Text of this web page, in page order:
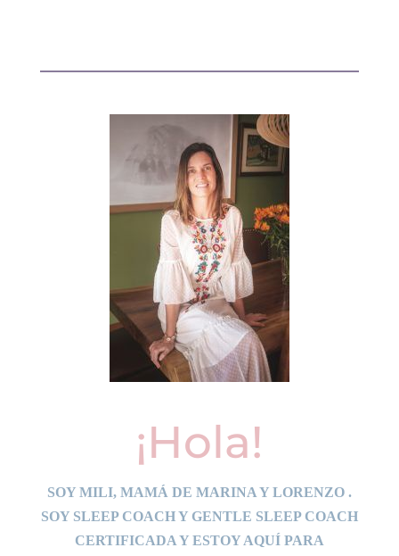
¡Hola!
SOY MILI, MAMÁ DE MARINA Y LORENZO .
SOY SLEEP COACH Y GENTLE SLEEP COACH
CERTIFICADA Y ESTOY AQUÍ PARA